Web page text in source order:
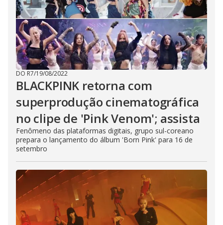
DO R7/19/08/2022
BLACKPINK retorna com
superprodução cinematográfica
no clipe de 'Pink Venom'; assista
Fenômeno das plataformas digitais, grupo sul-coreano
prepara o lançamento do álbum 'Born Pink' para 16 de
setembro